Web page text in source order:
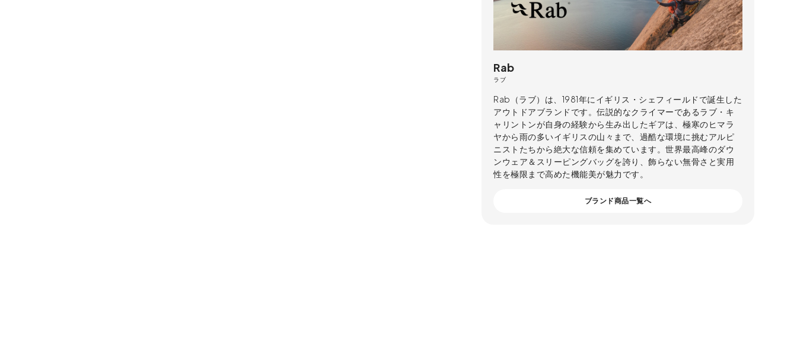
Rab
ラブ
Rab（ラブ）は、1981年にイギリス・シェフィールドで誕生した
アウトドアブランドです。伝説的なクライマーであるラブ・キ
ャリントンが自身の経験から生み出したギアは、極寒のヒマラ
ヤから雨の多いイギリスの山々まで、過酷な環境に挑むアルピ
ニストたちから絶大な信頼を集めています。世界最高峰のダウ
ンウェア＆スリーピングバッグを誇り、飾らない無骨さと実用
性を極限まで高めた機能美が魅力です。
ブランド商品一覧へ